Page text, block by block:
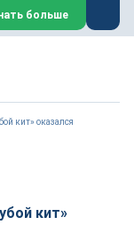
турбин
и паровых
ТЭС,
больше
кит» оказался
кит»